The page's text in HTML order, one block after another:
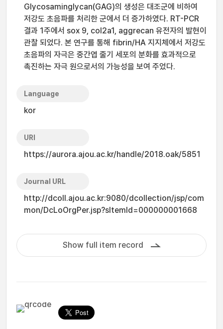
Glycosaminglycan(GAG)의 생성은 대조군에 비하여
저강도 초음파를 처리한 군에서 더 증가하였다. RT-PCR
결과 1주에서 sox 9, col2a1, aggrecan 유전자의 발현이
관찰 되었다. 본 연구를 통해 fibrin/HA 지지체에서 저강도
초음파의 자극은 중간엽 줄기 세포의 분화를 효과적으로
촉진하는 자극 원으로서의 가능성을 보여 주었다.
Language
kor
URI
https://aurora.ajou.ac.kr/handle/2018.oak/5851
Journal URL
http://dcoll.ajou.ac.kr:9080/dcollection/jsp/com
mon/DcLoOrgPer.jsp?sItemId=000000001668
Show full item record